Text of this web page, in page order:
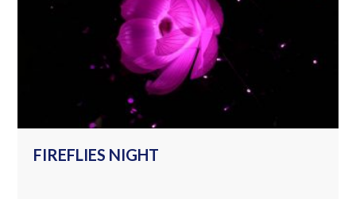
FIREFLIES NIGHT